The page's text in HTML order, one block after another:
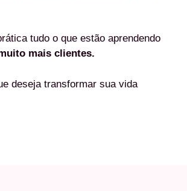
tudo o que estão aprendendo
mais clientes.
deseja transformar sua vida